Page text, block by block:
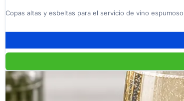
Copas altas y esbeltas para el servicio de vino